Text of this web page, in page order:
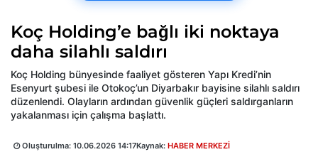
Koç Holding’e bağlı iki noktaya
daha silahlı saldırı
Koç Holding bünyesinde faaliyet gösteren Yapı Kredi’nin
Esenyurt şubesi ile Otokoç’un Diyarbakır bayisine silahlı saldırı
düzenlendi. Olayların ardından güvenlik güçleri saldırganların
yakalanması için çalışma başlattı.
Oluşturulma: 10.06.2026 14:17Kaynak: HABER MERKEZİ